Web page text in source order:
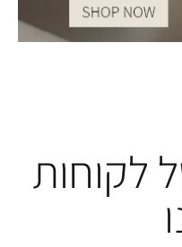
לקוחות